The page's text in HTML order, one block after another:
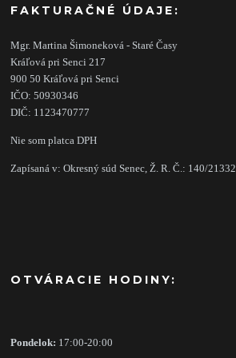
FAKTURAČNÉ ÚDAJE:
Mgr. Martina Šimoneková - Staré Časy
Kráľová pri Senci 217
900 50 Kráľová pri Senci
IČO: 50930346
DIČ: 1123470777
Nie som platca DPH
Zapísaná v: Okresný súd Senec, Ž. R. Č.: 140/21332
OTVÁRACIE HODINY:
Pondelok: 17:00-20:00